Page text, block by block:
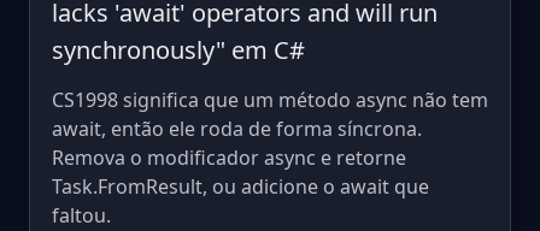
lacks 'await' operators and will run
synchronously" em C#
CS1998 significa que um método async não tem
await, então ele roda de forma síncrona.
Remova o modificador async e retorne
Task.FromResult, ou adicione o await que
faltou.